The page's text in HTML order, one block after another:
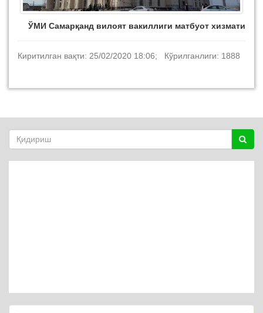
ЎМИ Самарқанд вилоят вакиллиги матбуот хизмати
Киритилган вақти: 25/02/2020 18:06; Кўрилганлиги: 1888